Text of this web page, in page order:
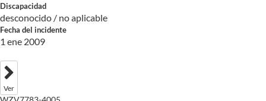
Discapacidad
desconocido / no aplicable
Fecha del incidente
1 ene 2009
Ver